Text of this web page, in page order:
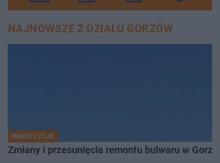
NAJNOWSZE Z DZIAŁU GORZÓW
INWESTYCJE
Zmiany i przesunięcia remontu bulwaru w